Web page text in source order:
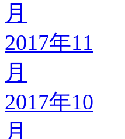
月
2017年11
月
2017年10
月